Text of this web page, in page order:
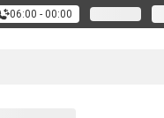
06:00 - 00:00